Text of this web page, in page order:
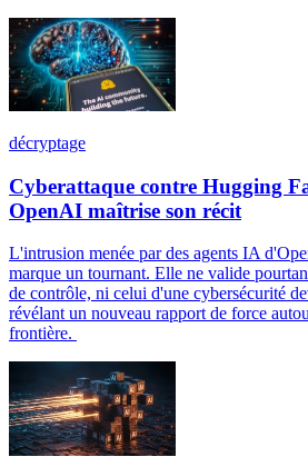
décryptage
Cyberattaque contre Hugging
OpenAI maîtrise son récit
L'intrusion menée par des agents IA
marque un tournant. Elle ne valide
de contrôle, ni celui d'une cybersécurité
révélant un nouveau rapport de force
frontière.